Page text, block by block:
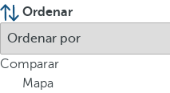
Ordenar
Comparar
Mapa